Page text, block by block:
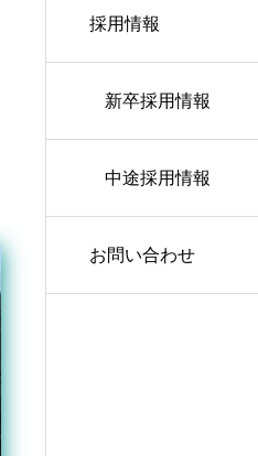
採用情報
新卒採用情報
中途採用情報
お問い合わせ